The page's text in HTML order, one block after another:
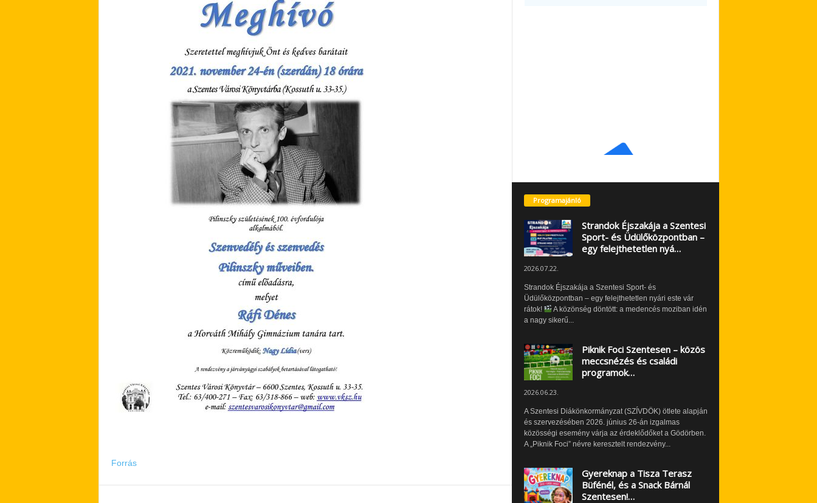
Forrás
Programajánló
Strandok Éjszakája a Szentesi
Sport- és Üdülőközpontban –
egy felejthetetlen nyá…
2026.07.22.
Strandok Éjszakája a Szentesi Sport- és
Üdülőközpontban – egy felejthetetlen nyári este vár
rátok!
A közönség döntött: a medencés moziban idén
a nagy sikerű...
Piknik Foci Szentesen – közös
meccsnézés és családi
programok…
2026.06.23.
A Szentesi Diákönkormányzat (SZÍVDÖK) ötlete alapján
és szervezésében 2026. június 26-án izgalmas
közösségi esemény várja az érdeklődőket a Gödörben.
A „Piknik Foci” névre keresztelt rendezvény...
Gyereknap a Tisza Terasz
Büfénél, és a Snack Bárnál
Szentesen!…